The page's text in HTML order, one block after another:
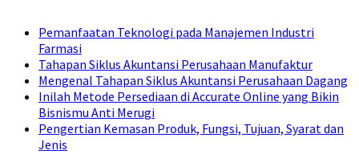
Pemanfaatan Teknologi pada Manajemen Industri
Farmasi
Tahapan Siklus Akuntansi Perusahaan Manufaktur
Mengenal Tahapan Siklus Akuntansi Perusahaan Dagang
Inilah Metode Persediaan di Accurate Online yang Bikin
Bisnismu Anti Merugi
Pengertian Kemasan Produk, Fungsi, Tujuan, Syarat dan
Jenis